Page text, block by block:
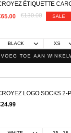
ÉTIQUETTE
€130.00 SALE
VOEG TOE AAN
LOGO SOCKS 2-